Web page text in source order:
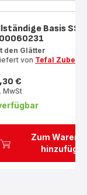
Zum
Basis SS-
den Glätter
von Tefal
€
MwSt